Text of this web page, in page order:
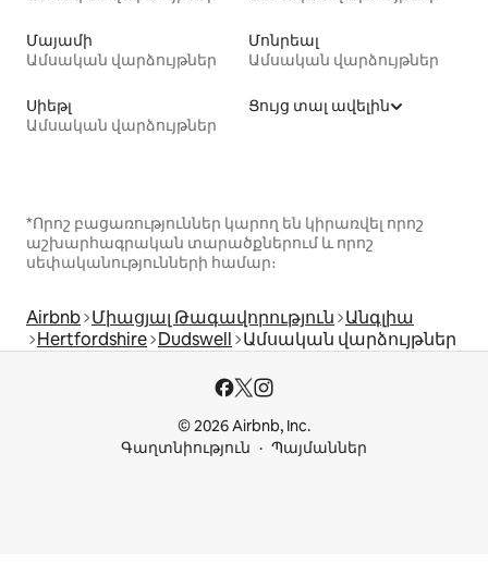
Մայամի
Ամսական վարձույթներ
Մոնրեալ
Ամսական վարձույթներ
Սիեթլ
Ամսական վարձույթներ
Ցույց տալ ավելին
*Որոշ բացառություններ կարող են կիրառվել որոշ
աշխարհագրական տարածքներում և որոշ
սեփականությունների համար։
Airbnb Միացյալ Թագավորություն Անգլիա
Hertfordshire Dudswell Ամսական վարձույթներ
© 2026 Airbnb, Inc.
Գաղտնիություն
Պայմաններ